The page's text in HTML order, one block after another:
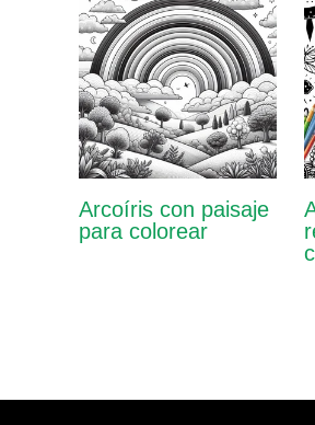
Arcoíris con paisaje
para colorear